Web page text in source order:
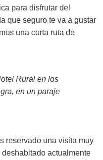
para disfrutar del
que seguro te va a gustar
una corta ruta de
Rural en los
en un paraje
reservado una visita muy
actualmente